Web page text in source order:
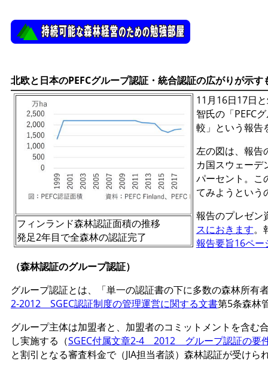
北欧と日本のPEFCグループ認証・統合認証の広がりが示す
フィンランド森林認証面積の推移
発足2年目で全森林の認証完了
11月16日17日
智氏の「PEFC
較」という報告
左の図は、報告
カ国スウェーデ
パーセント。こ
てみようという
報告のプレゼン
スにおきます。
報告要旨16ペー
（森林認証のグループ認証）
グループ認証とは、「単一の認証書の下に多数の森林所
2-2012 SGEC認証制度の管理運営に関する文書第5条森林
グループ主体は加盟者と、加盟者のコミットメントを含
し実施する（SGEC付属文章2-4 2012 グループ認証の要
と割引となる審査料金で（JIA担当者談）森林認証が受けら